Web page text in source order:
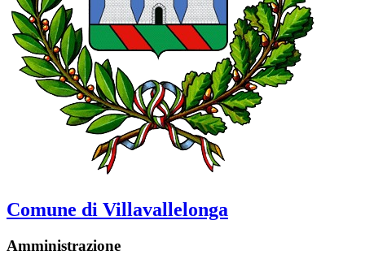
Comune di Villavallelonga
Amministrazione